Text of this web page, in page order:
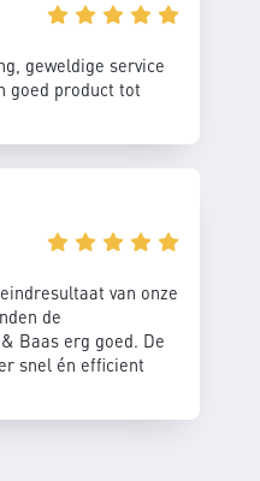
geweldige service
goed product tot
van onze
de
Baas erg goed. De
snel én efficient